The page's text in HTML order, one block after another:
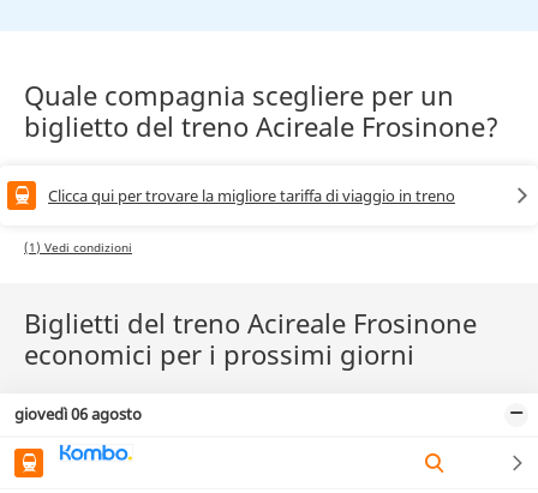
Quale compagnia scegliere per un
biglietto del treno Acireale Frosinone?
Clicca qui per trovare la migliore tariffa di viaggio in treno
(1) Vedi condizioni
Biglietti del treno Acireale Frosinone
economici per i prossimi giorni
giovedì 06 agosto